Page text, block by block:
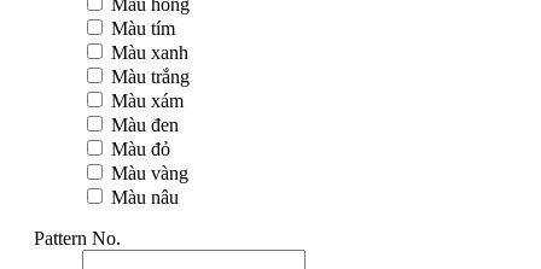
Màu hồng
Màu tím
Màu xanh
Màu trắng
Màu xám
Màu đen
Màu đỏ
Màu vàng
Màu nâu
Pattern No.